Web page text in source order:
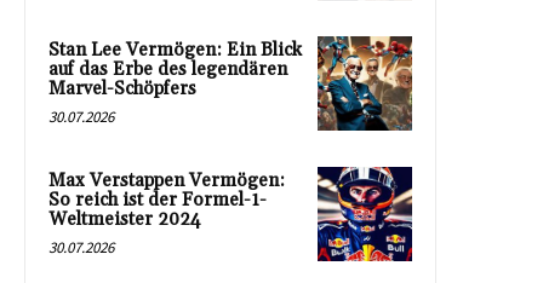
Stan Lee Vermögen: Ein Blick
auf das Erbe des legendären
Marvel-Schöpfers
30.07.2026
Max Verstappen Vermögen:
So reich ist der Formel-1-
Weltmeister 2024
30.07.2026